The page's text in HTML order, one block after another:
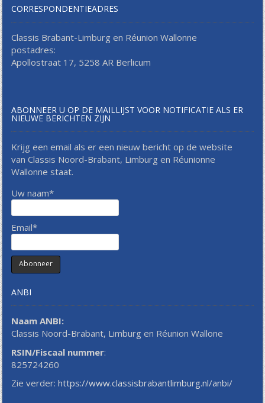
CORRESPONDENTIEADRES
Classis Brabant-Limburg en Réunion Wallonne
postadres:
Apollostraat 17, 5258 AR Berlicum
ABONNEER U OP DE MAILLIJST VOOR NOTIFICATIE ALS ER
NIEUWE BERICHTEN ZIJN
Krijg een email als er een nieuw bericht op de website
van Classis Noord-Brabant, Limburg en Réunionne
Wallonne staat.
Uw naam*
Email*
ANBI
Naam ANBI:
Classis Noord-Brabant, Limburg en Réunion Wallone
RSIN/Fiscaal nummer:
825724260
Zie verder:https://www.classisbrabantlimburg.nl/anbi/